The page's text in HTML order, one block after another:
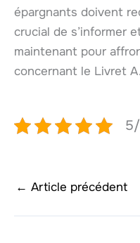
épargnants doivent
crucial de s’informer
maintenant pour
concernant le Livret A.
← Article précédent